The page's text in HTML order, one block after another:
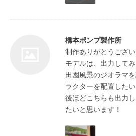
橋本ポンプ製作所
制作ありがとうござ
モデルは、出力してみ
田園風景のジオラマ
ラクターを配置した
後ほどこちらも出力
たいと思います！